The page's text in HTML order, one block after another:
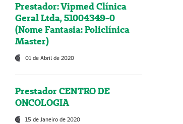
Prestador: Vipmed Clínica
Geral Ltda, 51004349-0
(Nome Fantasia: Policlínica
Master)
01 de Abril de 2020
Prestador CENTRO DE
ONCOLOGIA
15 de Janeiro de 2020